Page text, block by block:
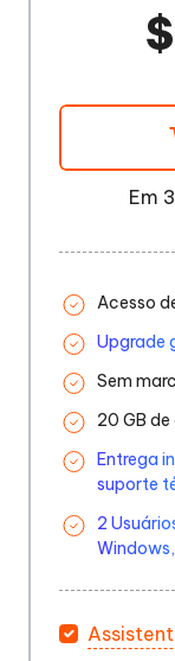
Em
Acesso
Upgrade
Sem
20 GB
Entrega
suporte
2